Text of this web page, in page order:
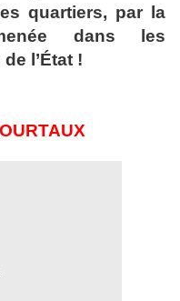
quartiers, par la
dans les
l’État !